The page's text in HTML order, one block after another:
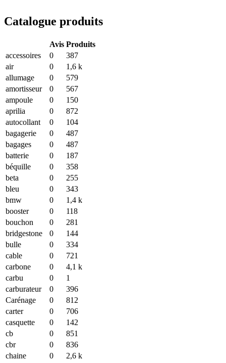
Catalogue produits
Avis Produits
accessoires
0
387
air
0
1,6 k
allumage
0
579
amortisseur
0
567
ampoule
0
150
aprilia
0
872
autocollant
0
104
bagagerie
0
487
bagages
0
487
batterie
0
187
béquille
0
358
beta
0
255
bleu
0
343
bmw
0
1,4 k
booster
0
118
bouchon
0
281
bridgestone
0
144
bulle
0
334
cable
0
721
carbone
0
4,1 k
carbu
0
1
carburateur
0
396
Carénage
0
812
carter
0
706
casquette
0
142
cb
0
851
cbr
0
836
chaine
0
2,6 k